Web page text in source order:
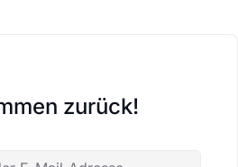
zurück!